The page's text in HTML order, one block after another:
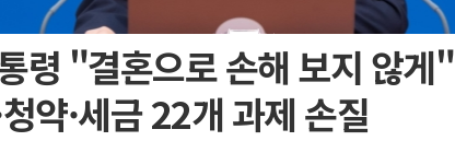
령 "결혼으로 손해 보지 않게"
약·세금 22개 과제 손질